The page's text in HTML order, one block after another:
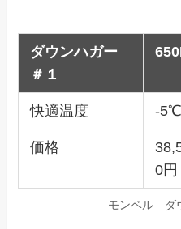
ダウンハガー
＃１
快適温度 -5℃
価格
0円
モンベル ダ